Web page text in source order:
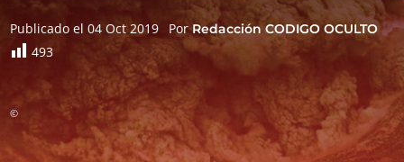
Publicado el 04 Oct 2019 PorRedacción CODIGO OCULTO
493
©